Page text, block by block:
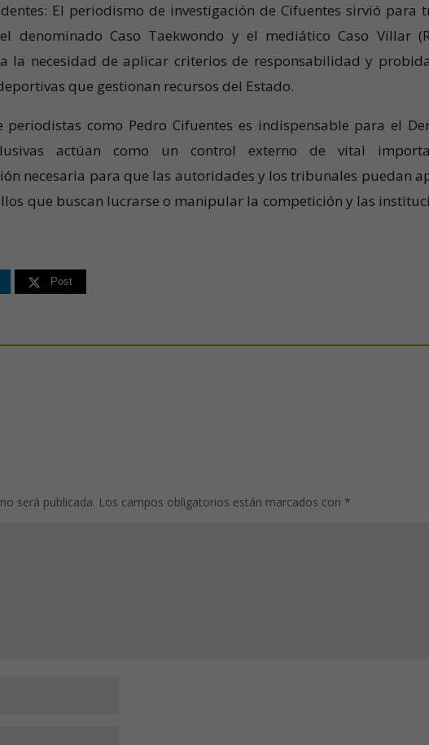
El periodismo de investigación de Cifuentes sirvió para
denominado Caso Taekwondo y el mediático Caso Villar
la necesidad de aplicar criterios de responsabilidad y
que gestionan recursos del Estado.
como Pedro Cifuentes es indispensable para el
actúan como un control externo de vital
necesaria para que las autoridades y los tribunales puedan
que buscan lucrarse o manipular la competición y las
Post
será publicada. Los campos obligatorios están marcados con *